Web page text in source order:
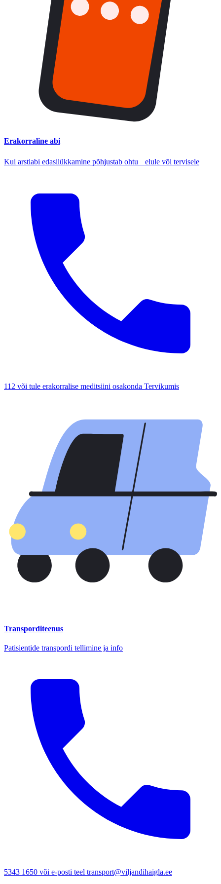
Erakorraline abi
Kui arstiabi edasilükkamine põhjustab ohtu elule või tervisele
112 või tule erakorralise meditsiini osakonda Tervikumis
Transporditeenus
Patisientide transpordi tellimine ja info
5343 1650 või e-posti teel transport@viljandihaigla.ee